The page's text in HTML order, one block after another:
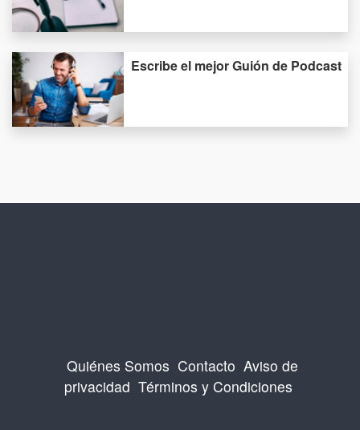
Escribe el mejor Guión de Podcast
Quiénes Somos Contacto Aviso de
privacidad Términos y Condiciones